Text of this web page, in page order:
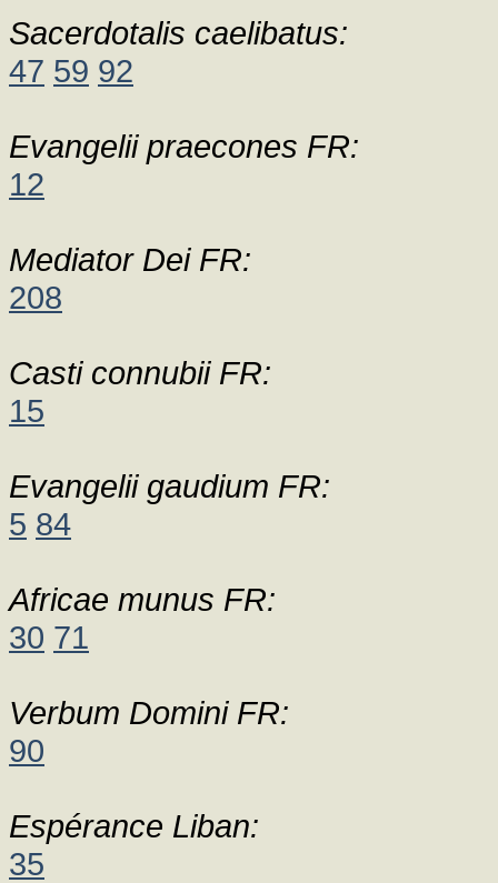
Sacerdotalis caelibatus:
47 59 92
Evangelii praecones FR:
12
Mediator Dei FR:
208
Casti connubii FR:
15
Evangelii gaudium FR:
5 84
Africae munus FR:
30 71
Verbum Domini FR:
90
Espérance Liban:
35